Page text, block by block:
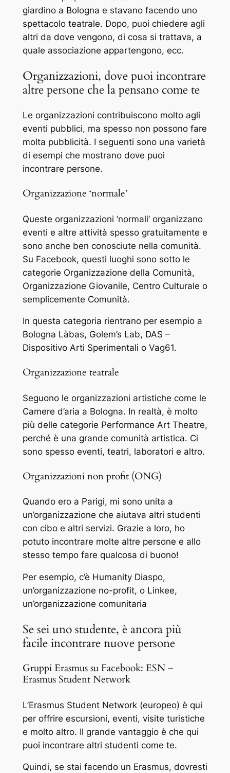
giardino a Bologna e stavano facendo uno
spettacolo teatrale. Dopo, puoi chiedere agli
altri da dove vengono, di cosa si trattava, a
quale associazione appartengono, ecc.
Organizzazioni, dove puoi incontrare
altre persone che la pensano come te
Le organizzazioni contribuiscono molto agli
eventi pubblici, ma spesso non possono fare
molta pubblicità. I seguenti sono una varietà
di esempi che mostrano dove puoi
incontrare persone.
Organizzazione ‘normale’
Queste organizzazioni ‘normali’ organizzano
eventi e altre attività spesso gratuitamente e
sono anche ben conosciute nella comunità.
Su Facebook, questi luoghi sono sotto le
categorie Organizzazione della Comunità,
Organizzazione Giovanile, Centro Culturale o
semplicemente Comunità.
In questa categoria rientrano per esempio a
Bologna Làbas, Golem’s Lab, DAS –
Dispositivo Arti Sperimentali o Vag61.
Organizzazione teatrale
Seguono le organizzazioni artistiche come le
Camere d’aria a Bologna. In realtà, è molto
più delle categorie Performance Art Theatre,
perché è una grande comunità artistica. Ci
sono spesso eventi, teatri, laboratori e altro.
Organizzazioni non profit (ONG)
Quando ero a Parigi, mi sono unita a
un’organizzazione che aiutava altri studenti
con cibo e altri servizi. Grazie a loro, ho
potuto incontrare molte altre persone e allo
stesso tempo fare qualcosa di buono!
Per esempio, c’è Humanity Diaspo,
un’organizzazione no-profit, o Linkee,
un’organizzazione comunitaria
Se sei uno studente, è ancora più
facile incontrare nuove persone
Gruppi Erasmus su Facebook: ESN –
Erasmus Student Network
L’Erasmus Student Network (europeo) è qui
per offrire escursioni, eventi, visite turistiche
e molto altro. Il grande vantaggio è che qui
puoi incontrare altri studenti come te.
Quindi, se stai facendo un Erasmus, dovresti